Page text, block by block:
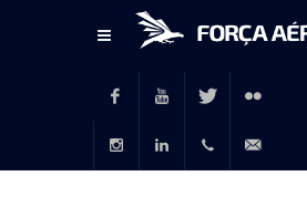
FacebookYoutubeTwitter Flickr